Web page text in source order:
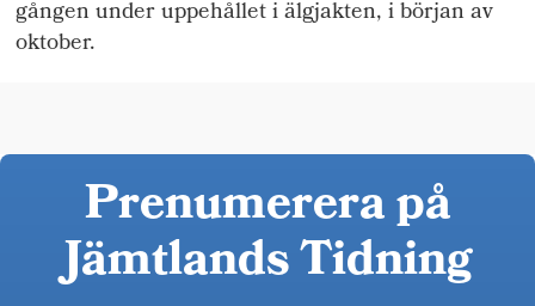
gången under uppehållet i älgjakten, i början av
oktober.
Prenumerera på
Jämtlands Tidning